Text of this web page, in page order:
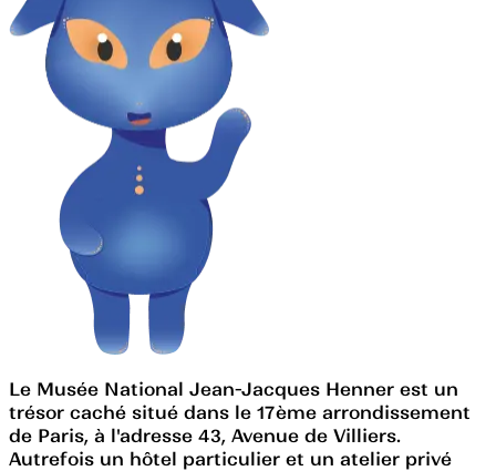
Le Musée National Jean-Jacques Henner est un
trésor caché situé dans le 17ème arrondissement
de Paris, à l'adresse 43, Avenue de Villiers.
Autrefois un hôtel particulier et un atelier privé